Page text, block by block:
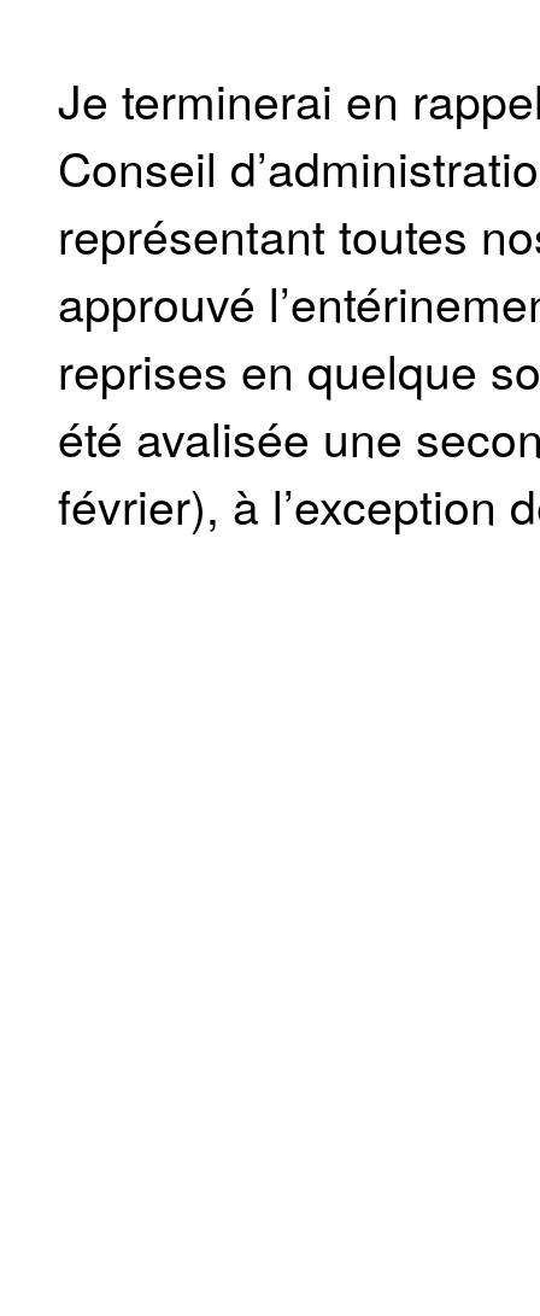
Je terminerai en
Conseil
représentant toutes
approuvé
reprises en quelque
été avalisée une
février), à l’exception